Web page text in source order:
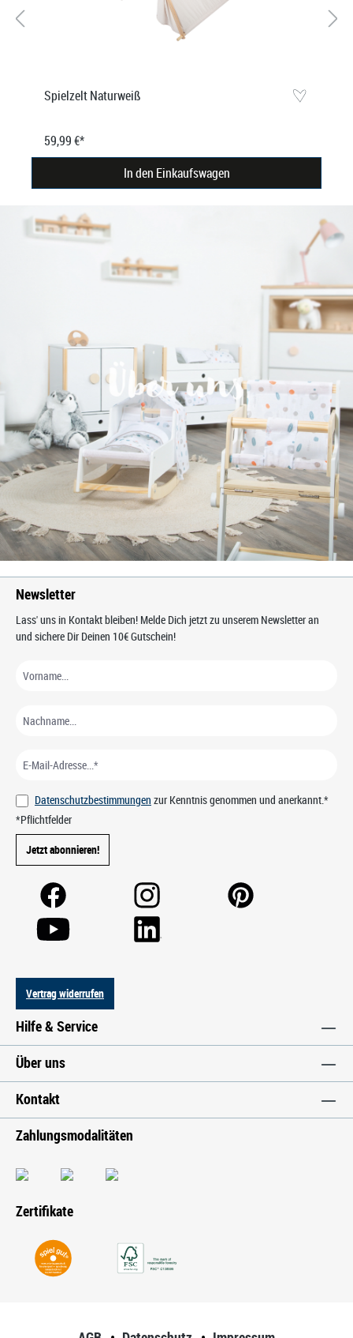
Spielzelt Naturweiß
59,99 €*
In den Einkaufswagen
Newsletter
Lass' uns in Kontakt bleiben! Melde Dich jetzt zu unserem Newsletter an
und sichere Dir Deinen 10€ Gutschein!
Datenschutzbestimmungen zur Kenntnis genommen und anerkannt.*
*Pflichtfelder
Jetzt abonnieren!
Vertrag widerrufen
Hilfe & Service
Über uns
Kontakt
Zahlungsmodalitäten
Zertifikate